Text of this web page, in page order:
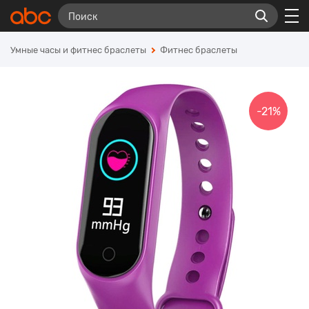
Умные часы и фитнес браслеты Фитнес браслеты
-21%